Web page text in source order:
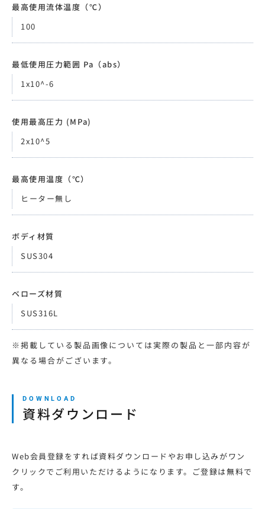
最高使用流体温度（℃）
100
最低使用圧力範囲 Pa（abs）
1x10^-6
使用最高圧力 (MPa)
2x10^5
最高使用温度（℃）
ヒーター無し
ボディ材質
SUS304
ベローズ材質
SUS316L
※掲載している製品画像については実際の製品と一部内容が
異なる場合がございます。
資料ダウンロード
Web会員登録をすれば資料ダウンロードやお申し込みがワン
クリックでご利用いただけるようになります。ご登録は無料で
す。